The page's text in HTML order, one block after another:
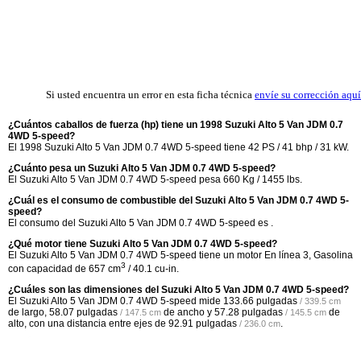
Si usted encuentra un error en esta ficha técnica envíe su corrección aquí
¿Cuántos caballos de fuerza (hp) tiene un 1998 Suzuki Alto 5 Van JDM 0.7
4WD 5-speed?
El 1998 Suzuki Alto 5 Van JDM 0.7 4WD 5-speed tiene 42 PS / 41 bhp / 31 kW.
¿Cuánto pesa un Suzuki Alto 5 Van JDM 0.7 4WD 5-speed?
El Suzuki Alto 5 Van JDM 0.7 4WD 5-speed pesa 660 Kg / 1455 lbs.
¿Cuál es el consumo de combustible del Suzuki Alto 5 Van JDM 0.7 4WD 5-
speed?
El consumo del Suzuki Alto 5 Van JDM 0.7 4WD 5-speed es .
¿Qué motor tiene Suzuki Alto 5 Van JDM 0.7 4WD 5-speed?
El Suzuki Alto 5 Van JDM 0.7 4WD 5-speed tiene un motor En línea 3, Gasolina
con capacidad de 657 cm3 / 40.1 cu-in.
¿Cuáles son las dimensiones del Suzuki Alto 5 Van JDM 0.7 4WD 5-speed?
El Suzuki Alto 5 Van JDM 0.7 4WD 5-speed mide 133.66 pulgadas / 339.5 cm
de largo, 58.07 pulgadas / 147.5 cm de ancho y 57.28 pulgadas / 145.5 cm de
alto, con una distancia entre ejes de 92.91 pulgadas / 236.0 cm.